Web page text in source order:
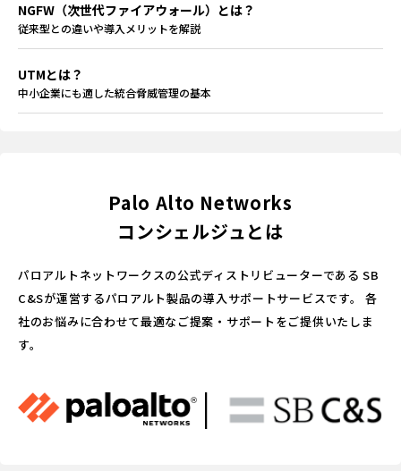
NGFW（次世代ファイアウォール）とは？
従来型との違いや導入メリットを解説
UTMとは？
中小企業にも適した統合脅威管理の基本
Palo Alto Networks
コンシェルジュとは
パロアルトネットワークスの公式ディストリビューターである SB
C&Sが運営するパロアルト製品の導入サポートサービスです。
各
社のお悩みに合わせて最適なご提案・サポートをご提供いたしま
す。